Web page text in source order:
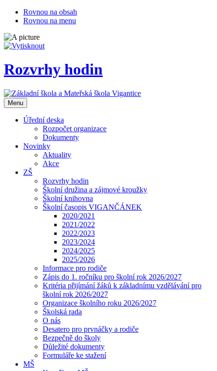
Rovnou na obsah
Rovnou na menu
Rozvrhy hodin
Otevřit
navigaci
Menu
Úřední deska
Rozpočet organizace
Dokumenty
Novinky
Aktuality
Akce
ZŠ
Rozvrhy hodin
Školní družina a zájmové kroužky
Školní knihovna
Školní časopis VIGANČÁNEK
2020/2021
2021/2022
2022/2023
2023/2024
2024/2025
2025/2026
Informace pro rodiče
Zápis do 1. ročníku pro školní rok 2026/2027
Kritéria přijímání žáků k základnímu vzdělávání pro
školní rok 2026/2027
Organizace školního roku 2026/2027
Školská rada
O nás
Desatero pro prvnáčky a rodiče
Bezpečně do školy
Důležité dokumenty
Formuláře ke stažení
MŠ